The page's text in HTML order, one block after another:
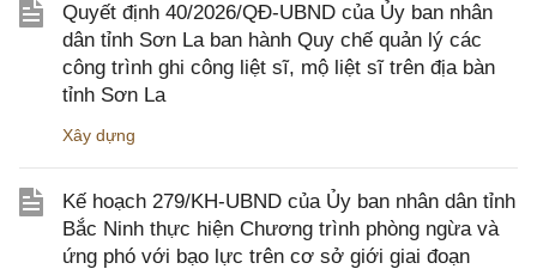
Quyết định 40/2026/QĐ-UBND của Ủy ban nhân
dân tỉnh Sơn La ban hành Quy chế quản lý các
công trình ghi công liệt sĩ, mộ liệt sĩ trên địa bàn
tỉnh Sơn La
Xây dựng
Kế hoạch 279/KH-UBND của Ủy ban nhân dân tỉnh
Bắc Ninh thực hiện Chương trình phòng ngừa và
ứng phó với bạo lực trên cơ sở giới giai đoạn